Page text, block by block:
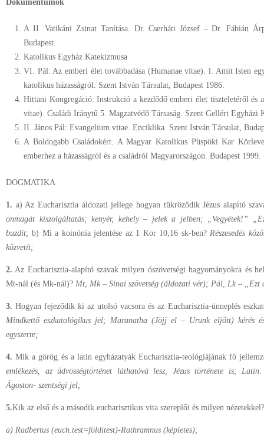
Dokumentumok
A II. Vatikáni Zsinat Tanítása. Dr. Cserháti József – Dr. Fábián
Budapest.
Katolikus Egyház Katekizmusa
VI. Pál: Az emberi élet továbbadása (Humanae vitae). l. Amit Isten
katolikus házasságról. Szent István Társulat, Budapest 1986.
Hittani Kongregáció: Instrukció a kezdődő emberi élet tiszteletéről és
vitae). Családi Iránytű 5. Magzatvédő Társaság. Szent Gellért Egyházi
II. János Pál: Evangelium vitae. Enciklika. Szent István Társulat,
A Boldogabb Családokért. A Magyar Katolikus Püspöki Kar
emberhez a házasságról és a családról Magyarországon. Budapest 1999.
DOGMATIKA
1. a) Az Eucharisztia áldozati jellege hogyan tükröződik Jézus alapító
önmagát kiszolgáltatás; kenyér, kehely – jelek a jelben; „Vegyétek!” „Ezt
buzdít;b) Mi a koinónia jelentése az 1 Kor 10,16 sk-ben?Részesedés
közvetít;
2. Az Eucharisztia-alapító szavak milyen ószövetségi hagyományokra és
Mt-nál (és Mk-nál)? Mt, Mk – Sínai szövetség (áldozati vér); Pál, Lk – „Ezt
3. Hogyan fejeződik ki az utolsó vacsora és az Eucharisztia-ünneplés
Mindkettő eszkatológikus jel; Maranatha (Jöjj el – Urunk eljött) kérés
egyszerre;
4. Mik a görög és a latin egyházatyák Eucharisztia-teológiájának fő
emlékezés, az üdvösségtörténet láthatóvá lesz, Jézus története is;
Ágoston- szentségi jel;
5.Kik az első és a második eucharisztikus vita szereplői és milyen nézetekkel?
a) Radbertus (euch.test=földitest)-Rathramnus (képletes);